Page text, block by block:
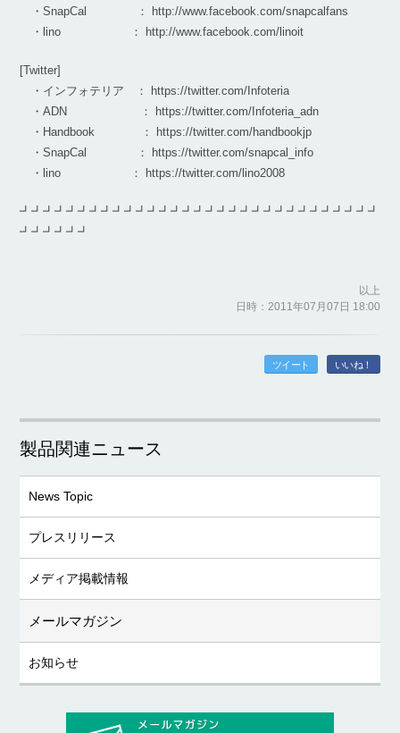
・SnapCal ： http://www.facebook.com/snapcalfans
・lino ： http://www.facebook.com/linoit
[Twitter]
・インフォテリア ： https://twitter.com/Infoteria
・ADN ： https://twitter.com/Infoteria_adn
・Handbook ： https://twitter.com/handbookjp
・SnapCal ： https://twitter.com/snapcal_info
・lino ： https://twitter.com/lino2008
┛┛┛┛┛┛┛┛┛┛┛┛┛┛┛┛┛┛┛┛┛┛┛┛┛┛┛┛┛┛┛
┛┛┛┛┛┛
以上
日時：2011年07月07日 18:00
ツイート いいね！
製品関連ニュース
News Topic
プレスリリース
メディア掲載情報
メールマガジン
お知らせ